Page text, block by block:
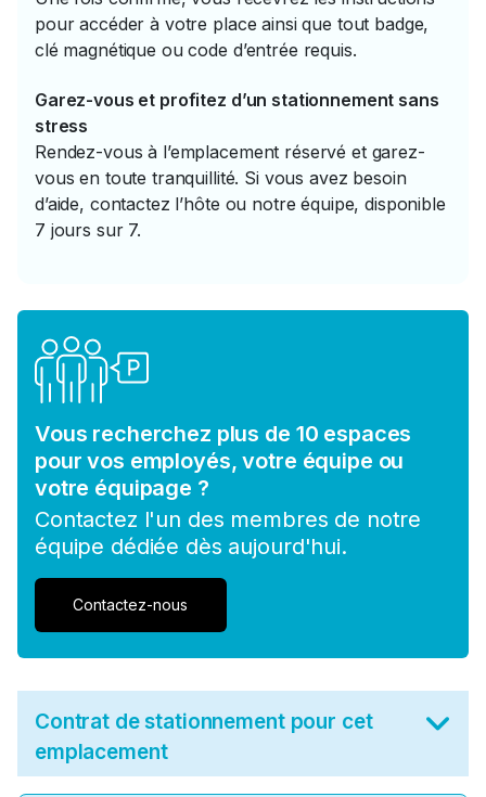
pour accéder à votre place ainsi que tout badge,
clé magnétique ou code d’entrée requis.
Garez-vous et profitez d’un stationnement sans
stress
Rendez-vous à l’emplacement réservé et garez-
vous en toute tranquillité. Si vous avez besoin
d’aide, contactez l’hôte ou notre équipe, disponible
7 jours sur 7.
Vous recherchez plus de 10 espaces
pour vos employés, votre équipe ou
votre équipage ?
Contactez l'un des membres de notre
équipe dédiée dès aujourd'hui.
Contactez-nous
Contrat de stationnement pour cet
emplacement